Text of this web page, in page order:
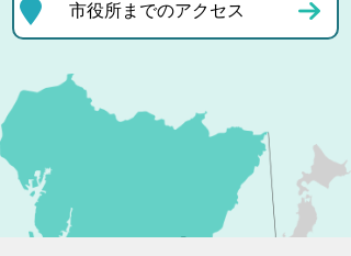
市役所までのアクセス